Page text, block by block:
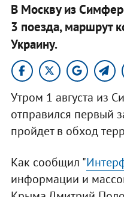
В Москву из
3 поезда, маршрут
Украину.
Утром 1 августа из
отправился первый
пройдет в обход
Как сообщил "
информации и